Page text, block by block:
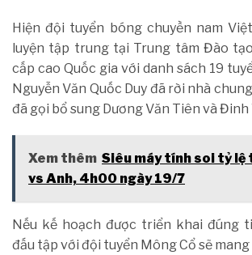
Hiện đội tuyển bóng chuyền nam
luyện tập trung tại Trung tâm Đào
cấp cao Quốc gia với danh sách 19
Nguyễn Văn Quốc Duy đã rời nhà
đã gọi bổ sung Dương Văn Tiên và Đinh
Xem thêm Siêu máy tính soi tỷ lệ
vs Anh, 4h00 ngày 19/7
Nếu kế hoạch được triển khai đúng
đấu tập với đội tuyển Mông Cổ sẽ mang